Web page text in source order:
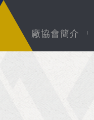
廠協會簡介